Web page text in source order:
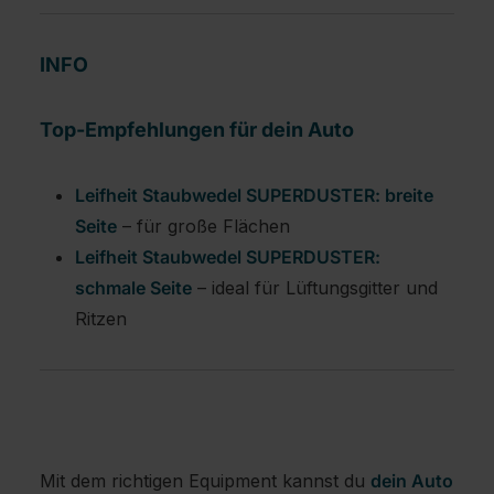
INFO
Top-Empfehlungen für dein Auto
Leifheit Staubwedel SUPERDUSTER: breite
Seite – für große Flächen
Leifheit Staubwedel SUPERDUSTER:
schmale Seite – ideal für Lüftungsgitter und
Ritzen
Mit dem richtigen Equipment kannst du dein Auto